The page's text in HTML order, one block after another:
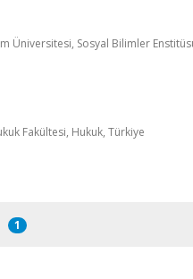
Üniversitesi, Sosyal Bilimler
Fakültesi, Hukuk, Türkiye
1